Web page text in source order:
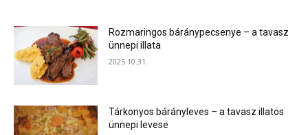
Rozmaringos báránypecsenye – a tavasz
ünnepi illata
2025.10.31.
Tárkonyos bárányleves – a tavasz illatos
ünnepi levese